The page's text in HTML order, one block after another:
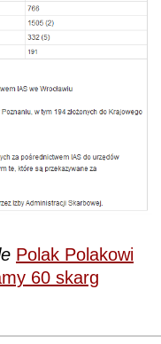
Polak Polakowi
60 skarg